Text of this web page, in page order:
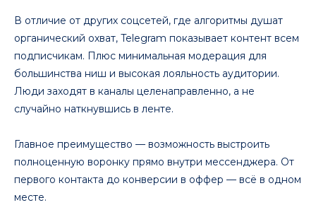
В отличие от других соцсетей, где алгоритмы душат
органический охват, Telegram показывает контент всем
подписчикам. Плюс минимальная модерация для
большинства ниш и высокая лояльность аудитории.
Люди заходят в каналы целенаправленно, а не
случайно наткнувшись в ленте.
Главное преимущество — возможность выстроить
полноценную воронку прямо внутри мессенджера. От
первого контакта до конверсии в оффер — всё в одном
месте.